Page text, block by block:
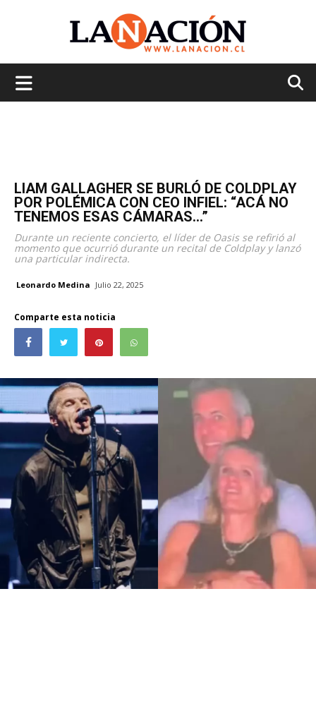
LIAM GALLAGHER SE BURLÓ DE COLDPLAY
POR POLÉMICA CON CEO INFIEL: “ACÁ NO
TENEMOS ESAS CÁMARAS…”
Durante un reciente concierto, el líder de Oasis se refirió al
momento que ocurrió durante un recital de Coldplay y lanzó
una particular indirecta.
Leonardo Medina Julio 22, 2025
Comparte esta noticia